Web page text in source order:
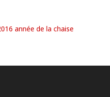
année de la chaise